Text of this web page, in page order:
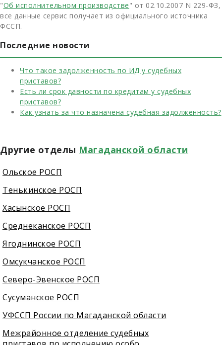
"Об исполнительном производстве" от 02.10.2007 N 229-ФЗ,
все данные сервис получает из официального источника
ФССП.
Последние новости
Что такое задолженность по ИД у судебных
приставов?
Есть ли срок давности по кредитам у судебных
приставов?
Как узнать за что назначена судебная задолженность?
Другие отделы Магаданской области
Ольское РОСП
Тенькинское РОСП
Хасынское РОСП
Среднеканское РОСП
Ягоднинское РОСП
Омсукчанское РОСП
Северо-Эвенское РОСП
Сусуманское РОСП
УФССП России по Магаданской области
Межрайонное отделение судебных